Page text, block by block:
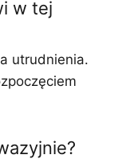
w tej
utrudnienia.